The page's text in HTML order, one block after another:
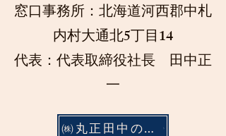
窓口事務所：北海道河西郡中札
内村大通北5丁目14
​代表：代表取締役社長 田中正
一
㈱丸正田中のHPはこちら